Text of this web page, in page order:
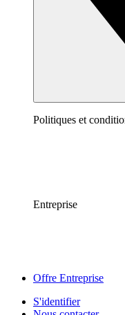
Politiques et
Entreprise
Offre Entreprise
S'identifier